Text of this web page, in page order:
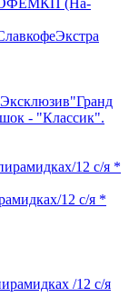
Экстра
Гранд
- "Классик".
12 с/я *